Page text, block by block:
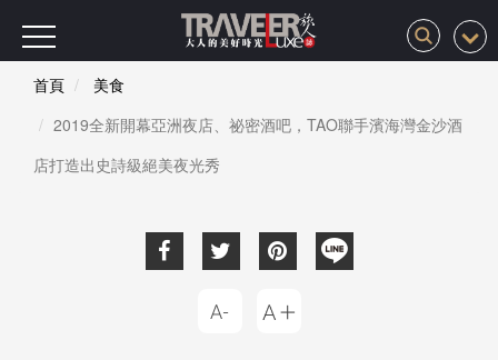
首頁
美食
2019全新開幕亞洲夜店、祕密酒吧，TAO聯手濱海灣金沙酒
店打造出史詩級絕美夜光秀